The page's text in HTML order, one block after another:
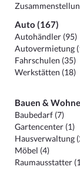
Auto (167)
Autohändler (95)
Autovermietung
Fahrschulen (35)
Werkstätten (18)
Bauen &
Baubedarf (7)
Gartencenter (1)
Hausverwaltung
Möbel (4)
Raumausstatter